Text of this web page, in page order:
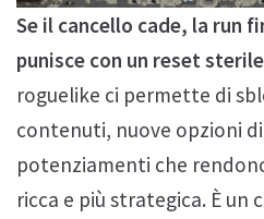
Se il cancello cade, la run
punisce con un reset sterile
roguelike ci permette di
contenuti, nuove opzioni
potenziamenti che
ricca e più strategica. È un